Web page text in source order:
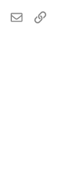
WhatsApp
E-MailLink